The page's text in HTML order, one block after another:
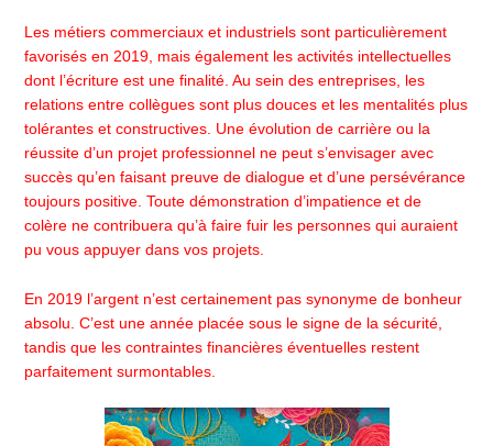
Les métiers commerciaux et industriels sont particulièrement
favorisés en 2019, mais également les activités intellectuelles
dont l’écriture est une finalité. Au sein des entreprises, les
relations entre collègues sont plus douces et les mentalités plus
tolérantes et constructives. Une évolution de carrière ou la
réussite d’un projet professionnel ne peut s’envisager avec
succès qu’en faisant preuve de dialogue et d’une persévérance
toujours positive. Toute démonstration d’impatience et de
colère ne contribuera qu’à faire fuir les personnes qui auraient
pu vous appuyer dans vos projets.
En 2019 l’argent n’est certainement pas synonyme de bonheur
absolu. C’est une année placée sous le signe de la sécurité,
tandis que les contraintes financières éventuelles restent
parfaitement surmontables.